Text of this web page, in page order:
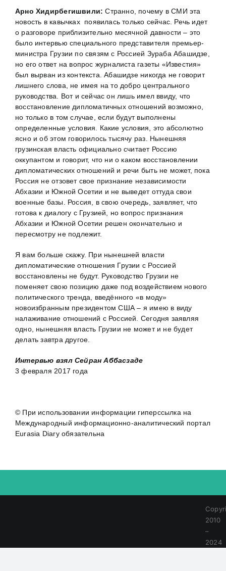
Арно Хидирбегишвили: Странно, почему в СМИ эта
новость в кавычках появилась только сейчас. Речь идет
о разговоре приблизительно месячной давности – это
было интервью специального представителя премьер-
министра Грузии по связям с Россией Зураба Абашидзе,
но его ответ на вопрос журналиста газеты «Известия»
был вырван из контекста. Абашидзе никогда не говорит
лишнего слова, не имея на то добро центрального
руководства. Вот и сейчас он лишь имел ввиду, что
восстановление дипломатичных отношений возможно,
но только в том случае, если будут выполнены
определенные условия. Какие условия, это абсолютно
ясно и об этом говорилось тысячу раз. Нынешняя
грузинская власть официально считает Россию
оккупантом и говорит, что ни о каком восстановлении
дипломатических отношений и речи быть не может, пока
Россия не отзовет свое признание независимости
Абхазии и Южной Осетии и не выведет оттуда свои
военные базы. Россия, в свою очередь, заявляет, что
готова к диалогу с Грузией, но вопрос признания
Абхазии и Южной Осетии решен окончательно и
пересмотру не подлежит.
Я вам больше скажу. При нынешней власти
дипломатические отношения Грузии с Россией
восстановлены не будут. Руководство Грузии не
поменяет свою позицию даже под воздействием нового
политического тренда, введённого «в моду»
новоизбранным президентом США – я имею в виду
налаживание отношений с Россией. Сегодня заявляя
одно, нынешняя власть Грузии не может и не будет
делать завтра другое.
Интервью взял Сейран Аббасзаде
3 февраля 2017 года
© При использовании информации гиперссылка на
Международный информационно-аналитический портал
Eurasia Diary обязательна
2010
–
2024